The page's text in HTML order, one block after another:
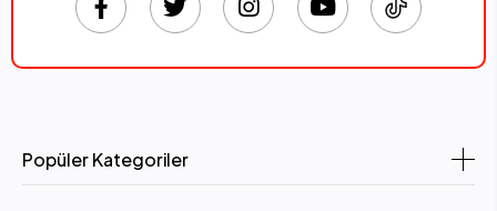
Popüler Kategoriler